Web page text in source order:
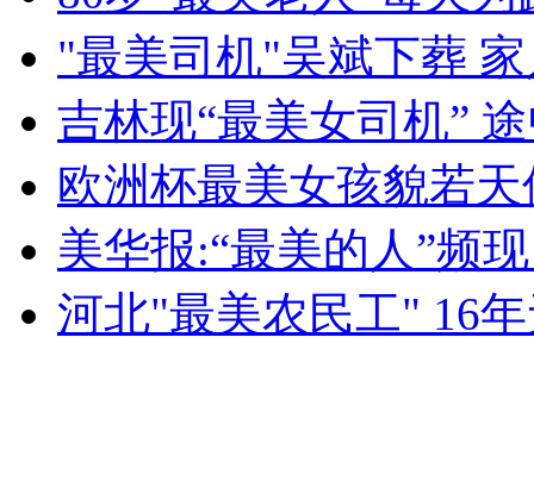
外交部：有关国家言论片面不公正
安徽一实载49人客车翻车
走！跟着总书记去植树
"最美司机"吴斌下葬
吉林现“最美女司机”
欧洲杯最美女孩貌若
美华报:“最美的人”频
河北"最美农民工" 16